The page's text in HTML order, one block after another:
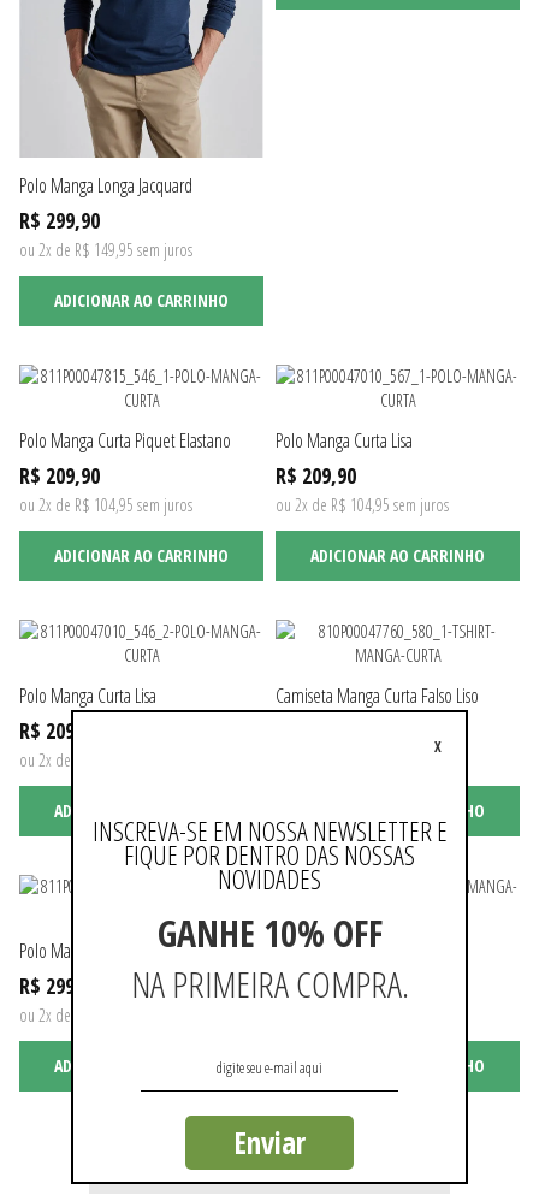
Polo Manga Longa Jacquard
R$ 299,90
ou 2x de R$ 149,95 sem juros
ADICIONAR AO CARRINHO
Polo Manga Curta Piquet Elastano
R$ 209,90
ou 2x de R$ 104,95 sem juros
ADICIONAR AO CARRINHO
Polo Manga Curta Lisa
R$ 209,90
ou 2x de R$ 104,95 sem juros
ADICIONAR AO CARRINHO
Polo Manga Curta Lisa
R$ 209,90
ou 2x de R$ 104,95 sem juros
ADICIONAR AO CARRINHO
Camiseta Manga Curta Falso Liso
ADICIONAR AO CARRINHO
Polo Manga Curta Lisa
R$ 299,90
ou 2x de R$ 149,95 sem juros
ADICIONAR AO CARRINHO
Polo Manga Curta Listrada
R$ 259,90
ADICIONAR AO CARRINHO
Não existem mais resultados
INSCREVA-SE EM NOSSA NEWSLETTER E
FIQUE POR DENTRO DAS NOSSAS
NOVIDADES
GANHE 10% OFF
NA PRIMEIRA COMPRA.
Enviar
X